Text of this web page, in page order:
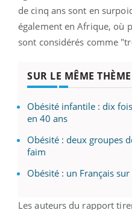
de cinq ans sont en
également en Afrique, où
sont considérés comme
SUR LE MÊME THÈME
Obésité infantile : dix
en 40 ans
Obésité : deux groupes
faim
Obésité : un Français
Les auteurs du rapport